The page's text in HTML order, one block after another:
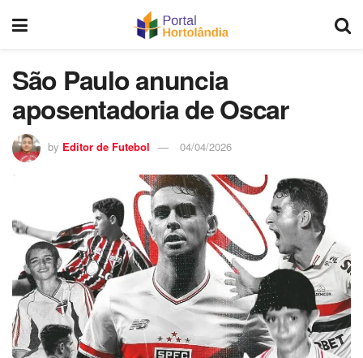
São Paulo anuncia
aposentadoria de Oscar
by Editor de Futebol 04/04/2026